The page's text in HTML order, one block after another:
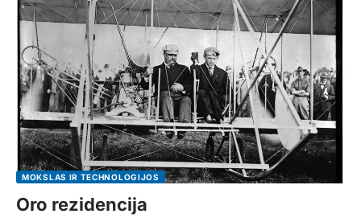
MOKSLAS IR TECHNOLOGIJOS
Oro rezidencija